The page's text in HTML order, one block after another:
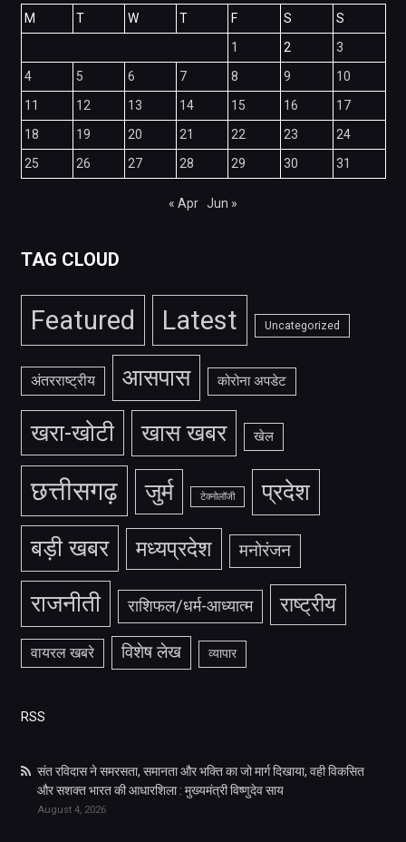
M
T W T F S
S
1
2
3
4
5 6 7 8 9
10
11
12 13 14 15 16
17
18
19 20 21 22 23
24
25
26 27 28 29 30 31
« Apr Jun »
TAG CLOUD
Featured Latest Uncategorized
अंतरराष्ट्रीय आसपास कोरोना अपडेट
खरा-खोटी खास खबर खेल
छत्तीसगढ़ जुर्म टेक्नोलॉजी प्रदेश
बड़ी खबर मध्यप्रदेश मनोरंजन
राजनीती राशिफल/धर्म-आध्यात्म राष्ट्रीय
वायरल खबरे विशेष लेख व्यापार
RSS
संत रविदास ने समरसता, समानता और भक्ति का जो मार्ग दिखाया, वही विकसित
और सशक्त भारत की आधारशिला : मुख्यमंत्री विष्णुदेव साय
August 4, 2026